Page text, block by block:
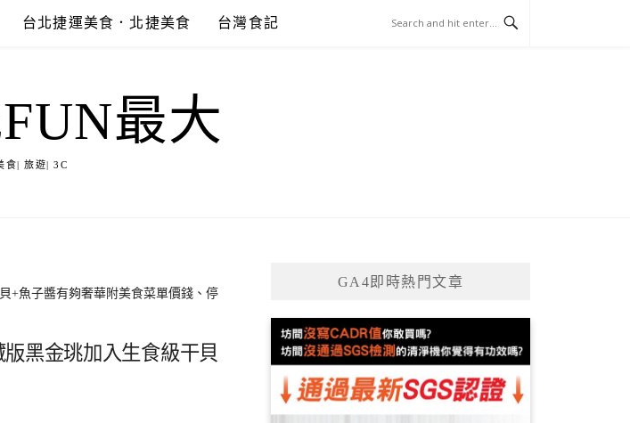
台北捷運美食．北捷美食 台灣食記
最大
食| 旅遊| 3C
+魚子醬有夠奢華附美食菜單價錢、停
黑金珧加入生食級干貝
GA4即時熱門文章